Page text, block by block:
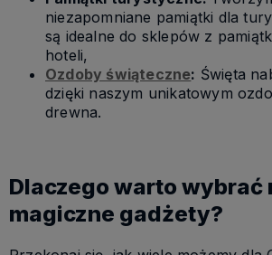
niezapomniane pamiątki dla
są idealne do sklepów z
hoteli,
Ozdoby świąteczne: Święta
dzięki naszym unikatowym
drewna.
Dlaczego warto wybrać
magiczne gadżety?